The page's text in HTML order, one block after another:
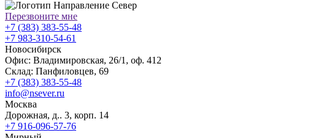
Перезвоните мне
+7 (383) 383-55-48
+7 983-310-54-61
Новосибирск
Офис: Владимировская, 26/1, оф. 412
Склад: Панфиловцев, 69
+7 (383) 383-55-48
info@nsever.ru
Москва
Дорожная, д.. 3, корп. 14
+7 916-096-57-76